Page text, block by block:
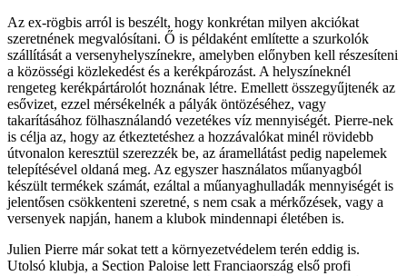
Az ex-rögbis arról is beszélt, hogy konkrétan milyen akciókat
szeretnének megvalósítani. Ő is példaként említette a szurkolók
szállítását a versenyhelyszínekre, amelyben előnyben kell részesíteni
a közösségi közlekedést és a kerékpározást. A helyszíneknél
rengeteg kerékpártárolót hoznának létre. Emellett összegyűjtenék az
esővizet, ezzel mérsékelnék a pályák öntözéséhez, vagy
takarításához fölhasználandó vezetékes víz mennyiségét. Pierre-nek
is célja az, hogy az étkeztetéshez a hozzávalókat minél rövidebb
útvonalon keresztül szerezzék be, az áramellátást pedig napelemek
telepítésével oldaná meg. Az egyszer használatos műanyagból
készült termékek számát, ezáltal a műanyaghulladák mennyiségét is
jelentősen csökkenteni szeretné, s nem csak a mérkőzések, vagy a
versenyek napján, hanem a klubok mindennapi életében is.
Julien Pierre már sokat tett a környezetvédelem terén eddig is.
Utolsó klubja, a Section Paloise lett Franciaország első profi